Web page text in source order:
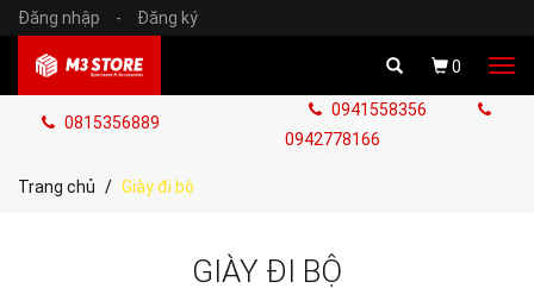
Đăng nhập - Đăng ký
0
0815356889
0941558356
0942778166
Trang chủ Giày đi bộ
GIÀY ĐI BỘ